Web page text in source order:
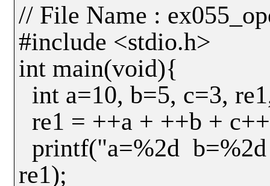
// File Name :
#include <stdio.h>
int main(void){
int a=10, b=5, c=3,
re1 = ++a + ++b +
printf("a=%2d b=%2d
re1);